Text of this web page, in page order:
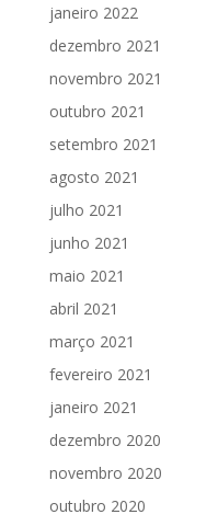
janeiro 2022
dezembro 2021
novembro 2021
outubro 2021
setembro 2021
agosto 2021
julho 2021
junho 2021
maio 2021
abril 2021
março 2021
fevereiro 2021
janeiro 2021
dezembro 2020
novembro 2020
outubro 2020